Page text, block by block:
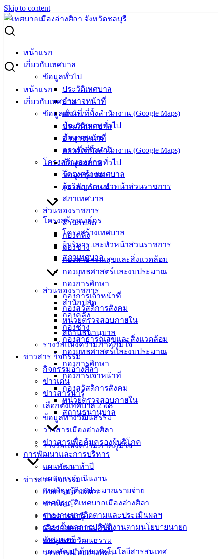
Skip to content
หน้าแรก
เกี่ยวกับเทศบาล
ข้อมูลทั่วไป
ประวัติเทศบาล
อำนาจหน้าที่
แผนที่/ที่ตั้งสำนักงาน (Google Maps)
ข้อมูลสภาพทั่วไป
ข้อมูลชุมชน
ตราสัญลักษณ์
โครงสร้างองค์กร
โครงสร้างเทศบาล
ผู้บริหารและหัวหน้าส่วนราชการ
สภาเทศบาล
ส่วนของราชการ
สำนักปลัด
กองคลัง
กองช่าง
กองสาธารณสุขและสิ่งแวดล้อม
กองยุทธศาสตร์และงบประมาณ
กองการศึกษา
กองการเจ้าหน้าที่
กองสวัสดิการสังคม
หน่วยตรวจสอบภายใน
สถานธนานุบาล
รางวัลแห่งความภาคภูมิใจ
ข่าวสาร กิจกรรม
กิจกรรมอ่างศิลา
ข่าวเด่น
ข่าวสารน่ารู้
เลือกตั้งเทศบาล 2568
ข้อมูลทางวัฒนธรรม
วารสารเมืองอ่างศิลา
ข่าวสารเพื่อคุ้มครองผู้บริโภค
การพัฒนาและการบริหาร
แผนพัฒนาห้าปี
แผนการดำเนินงาน
เทศบัญญัติงบประมาณรายจ่าย
เทศบัญญัติเทศบาลเมืองอ่างศิลา
รายงานการติดตามและประเมินผลฯ
รายงานผลการปฏิบัติงานตามนโยบายนายก
เทศมนตรี
แผนพัฒนาด้านเทคโนโลยีสารสนเทศ
หน้าแรก
เกี่ยวกับเทศบาล
ข้อมูลทั่วไป
ประวัติเทศบาล
อำนาจหน้าที่
แผนที่/ที่ตั้งสำนักงาน (Google Maps)
ข้อมูลสภาพทั่วไป
ข้อมูลชุมชน
ตราสัญลักษณ์
โครงสร้างองค์กร
โครงสร้างเทศบาล
ผู้บริหารและหัวหน้าส่วนราชการ
สภาเทศบาล
ส่วนของราชการ
สำนักปลัด
กองคลัง
กองช่าง
กองสาธารณสุขและสิ่งแวดล้อม
กองยุทธศาสตร์และงบประมาณ
กองการศึกษา
กองการเจ้าหน้าที่
กองสวัสดิการสังคม
หน่วยตรวจสอบภายใน
สถานธนานุบาล
รางวัลแห่งความภาคภูมิใจ
ข่าวสาร กิจกรรม
กิจกรรมอ่างศิลา
ข่าวเด่น
ข่าวสารน่ารู้
เลือกตั้งเทศบาล 2568
ข้อมูลทางวัฒนธรรม
วารสารเมืองอ่างศิลา
Search for:
ผู้ชนะการเสนอราคา ตู้เก็บอุปกรณ์
ผู้ชนะการเสนอราคา ตู้เก็บอุปกรณ์
พฤศจิกายน 21, 2024พฤศจิกายน 21, 2024
จัดซื้อจัดจ้าง,ประกาศผู้ชนะ
ประกาศผู้ชนะ ซื้อตู้จัดเก็บอุปกรณ์
เทศบาล
เมืองอ่าง
ศิลา
เทศบาลเมือง
อ่างศิลา 90/338